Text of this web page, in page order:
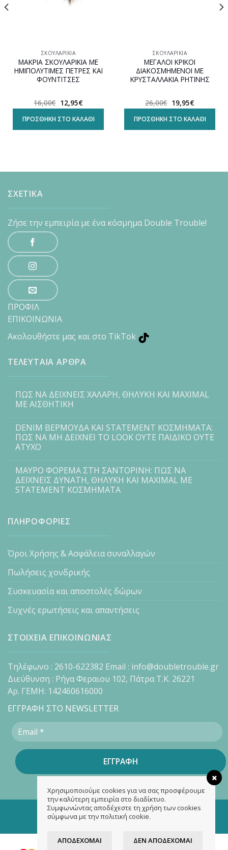
ΣΚΟΥΛΑΡΊΚΙΑ
ΜΑΚΡΙΑ ΣΚΟΥΛΑΡΙΚΙΑ ΜΕ
ΗΜΙΠΟΛΥΤΙΜΕΣ ΠΕΤΡΕΣ ΚΑΙ
ΦΟΥΝΤΙΤΣΕΣ
16,00€ Original
price
was:
16,00€.
12,95€Η
τρέχουσα
τιμή
είναι:
12,95€.
ΠΡΟΣΘΉΚΗ ΣΤΟ ΚΑΛΆΘΙ
ΣΚΟΥΛΑΡΊΚΙΑ
ΜΕΓΑΛΟΙ ΚΡΙΚΟΙ
ΔΙΑΚΟΣΜΗΜΕΝΟΙ ΜΕ
ΚΡΥΣΤΑΛΛΑΚΙΑ ΡΗΤΙΝΗΣ
26,00€ Original
price
was:
26,00€.
19,95€Η
τρέχουσα
τιμή
είναι:
19,95€.
ΠΡΟΣΘΉΚΗ ΣΤΟ ΚΑΛΆΘΙ
ΣΧΕΤΙΚΑ
Ζήσε την εμπειρία με ένα κόσμημα Double Trouble!
ΠΡΟΦΙΛ
ΕΠΙΚΟΙΝΩΝΙΑ
Ακολουθήστε μας και στο TikTok
ΤΕΛΕΥΤΑΙΑ ΑΡΘΡΑ
ΠΩΣ ΝΑ ΔΕΙΧΝΕΙΣ ΧΑΛΑΡΗ, ΘΗΛΥΚΗ ΚΑΙ MAXIMAL
ΜΕ ΑΙΣΘΗΤΙΚΗ
DENIM ΒΕΡΜΟΥΔΑ ΚΑΙ STATEMENT ΚΟΣΜΗΜΑΤΑ:
ΠΩΣ ΝΑ ΜΗ ΔΕΙΧΝΕΙ ΤΟ LOOK ΟΥΤΕ ΠΑΙΔΙΚΟ ΟΥΤΕ
ΑΤΥΧΟ
ΜΑΥΡΟ ΦΟΡΕΜΑ ΣΤΗ ΣΑΝΤΟΡΙΝΗ: ΠΩΣ ΝΑ
ΔΕΙΧΝΕΙΣ ΔΥΝΑΤΗ, ΘΗΛΥΚΗ ΚΑΙ MAXIMAL ΜΕ
STATEMENT ΚΟΣΜΗΜΑΤΑ
ΠΛΗΡΟΦΟΡΙΕΣ
Όροι Χρήσης & Ασφάλεια συναλλαγών
Πωλήσεις χονδρικής
Συσκευασία και αποστολές δώρων
Συχνές ερωτήσεις και απαντήσεις
ΣΤΟΙΧΕΙΑ ΕΠΙΚΟΙΝΩΝΙΑΣ
Τηλέφωνο : 2610-622382 Email : info@doubletrouble.gr
Διεύθυνση : Ρήγα Φεραιου 102, Πάτρα Τ.Κ. 26221
Αρ. ΓΕΜΗ: 142460616000
ΕΓΓΡΑΦΗ ΣΤΟ NEWSLETTER
Copyright 2026 ©doubletrouble.gr
Designed & developed by
Χρησιμοποιούμε cookies για να σας προσφέρουμε
την καλύτερη εμπειρία στο διαδίκτυο.
Συμφωνώντας αποδέχεστε τη χρήση των cookies
σύμφωνα με την πολιτική cookie.
ΑΠΟΔΈΧΟΜΑΙ ΔΕΝ ΑΠΟΔΈΧΟΜΑΙ